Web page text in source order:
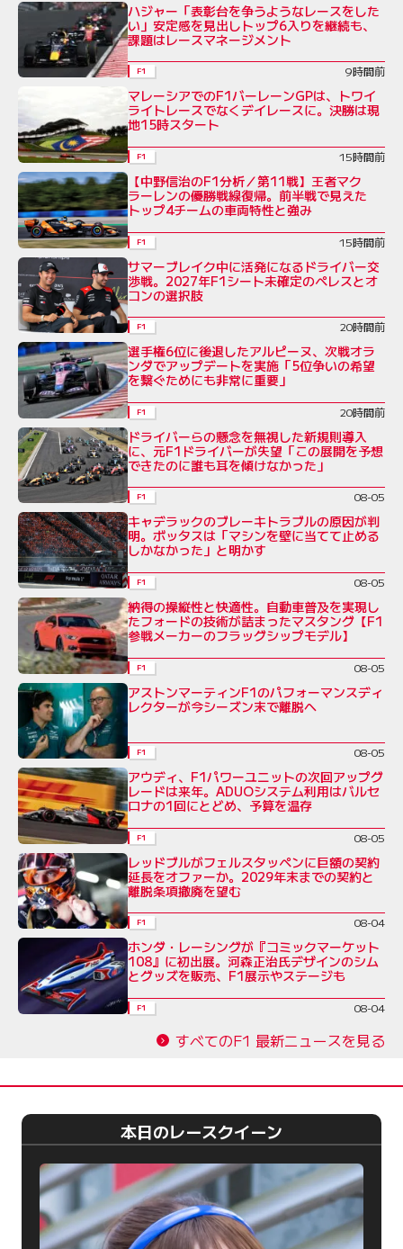
ハジャー「表彰台を争うようなレースをした
い」安定感を見出しトップ6入りを継続も、
課題はレースマネージメント
F1 9時間前
マレーシアでのF1バーレーンGPは、トワイ
ライトレースでなくデイレースに。決勝は現
地15時スタート
F1 15時間前
【中野信治のF1分析／第11戦】王者マク
ラーレンの優勝戦線復帰。前半戦で見えた
トップ4チームの車両特性と強み
F1 15時間前
サマーブレイク中に活発になるドライバー交
渉戦。2027年F1シート未確定のペレスとオ
コンの選択肢
F1 20時間前
選手権6位に後退したアルピーヌ、次戦オラ
ンダでアップデートを実施「5位争いの希望
を繋ぐためにも非常に重要」
F1 20時間前
ドライバーらの懸念を無視した新規則導入
に、元F1ドライバーが失望「この展開を予想
できたのに誰も耳を傾けなかった」
F1 08-05
キャデラックのブレーキトラブルの原因が判
明。ボッタスは「マシンを壁に当てて止める
しかなかった」と明かす
F1 08-05
納得の操縦性と快適性。自動車普及を実現し
たフォードの技術が詰まったマスタング【F1
参戦メーカーのフラッグシップモデル】
F1 08-05
アストンマーティンF1のパフォーマンスディ
レクターが今シーズン末で離脱へ
F1 08-05
アウディ、F1パワーユニットの次回アップグ
レードは来年。ADUOシステム利用はバルセ
ロナの1回にとどめ、予算を温存
F1 08-05
レッドブルがフェルスタッペンに巨額の契約
延長をオファーか。2029年末までの契約と
離脱条項撤廃を望む
F1 08-04
ホンダ・レーシングが『コミックマーケット
108』に初出展。河森正治氏デザインのシム
とグッズを販売、F1展示やステージも
F1 08-04
すべてのF1 最新ニュースを見る
本日のレースクイーン